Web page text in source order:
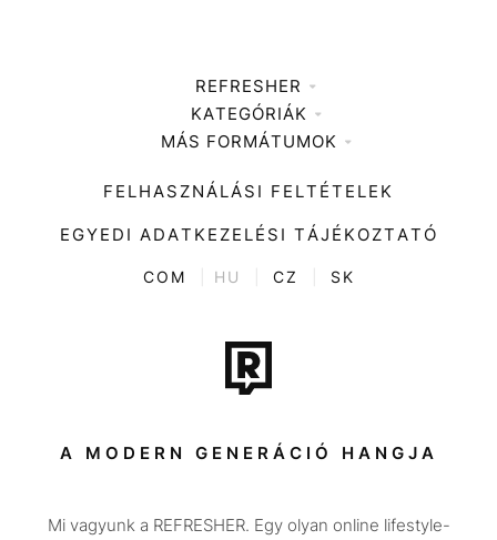
REFRESHER
Médiaajánlat
KATEGÓRIÁK
Zene
Divat
Kultúra
ENTR
Tech-Tudomány
Sport
Társadalom
Utazás
MÁS FORMÁTUMOK
FELHASZNÁLÁSI FELTÉTELEK
EGYEDI ADATKEZELÉSI TÁJÉKOZTATÓ
COM HU CZ SK
A MODERN GENERÁCIÓ HANGJA
Mi vagyunk a REFRESHER. Egy olyan online lifestyle-